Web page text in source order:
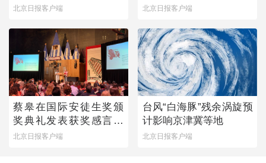
北京日报客户端
与美国竞争有信心
北京日报客户端
蔡皋在国际安徒生奖颁
奖典礼发表获奖感言：
那个手握木炭条涂鸦的
北京日报客户端
台风“白海豚”残余涡旋预
计影响京津冀等地
北京日报客户端